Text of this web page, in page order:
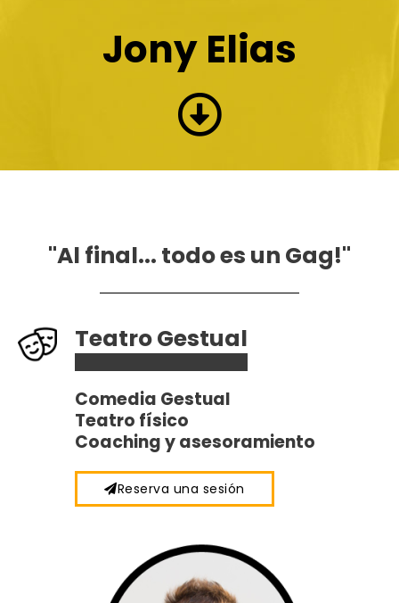
Jony Elias
"Al final... todo es un Gag!"
Teatro Gestual
Comedia Gestual
Teatro físico
Coaching y asesoramiento
Reserva una sesión